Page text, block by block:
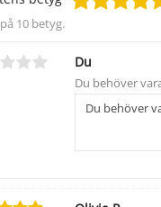
10 betyg.
Du